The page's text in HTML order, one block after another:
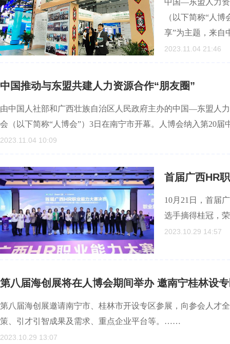
中国—东盟人力
（以下简称“人
享”为主题，来
2023.11.04 21:46
中国推动与东盟共建人力资源合作“朋友圈”
由中国人社部和广西壮族自治区人民政府主办的中国—东盟人
会（以下简称“人博会”）3日在南宁市开幕。人博会纳入第20
2023.11.04 10:09
首届广西HR
10月21日，首届
选手摘得桂冠，
2023.10.29 14:57
第八届海创展将在人博会期间举办 邀南宁桂林设
第八届海创展邀请南宁市、桂林市开设专区参展，向参会人才
策、引才引智成果及需求、重点企业平台等。……
2023.10.29 13:07